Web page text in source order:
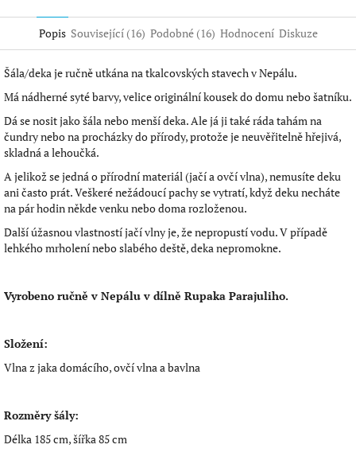
Popis Související (16) Podobné (16) Hodnocení Diskuze
Šála/deka je ručně utkána na tkalcovských stavech v Nepálu.
Má nádherné syté barvy, velice originální kousek do domu nebo šatníku.
Dá se nosit jako šála nebo menší deka. Ale já ji také ráda tahám na
čundry nebo na procházky do přírody, protože je neuvěřitelně hřejivá,
skladná a lehoučká.
A jelikož se jedná o přírodní materiál (jačí a ovčí vlna), nemusíte deku
ani často prát. Veškeré nežádoucí pachy se vytratí, když deku necháte
na pár hodin někde venku nebo doma rozloženou.
Další úžasnou vlastností jačí vlny je, že nepropustí vodu. V případě
lehkého mrholení nebo slabého deště, deka nepromokne.
Vyrobeno ručně v Nepálu v dílně Rupaka Parajuliho.
Složení:
Vlna z jaka domácího, ovčí vlna a bavlna
Rozměry šály:
Délka 185 cm, šířka 85 cm